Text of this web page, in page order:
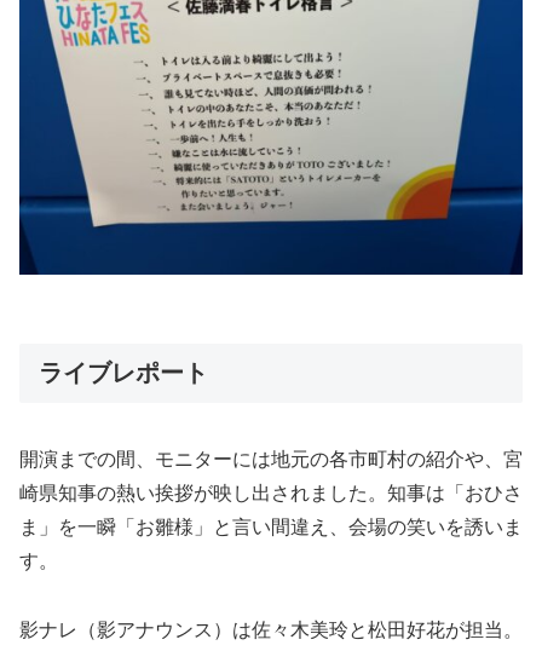
ライブレポート
開演までの間、モニターには地元の各市町村の紹介や、宮
崎県知事の熱い挨拶が映し出されました。知事は「おひさ
ま」を一瞬「お雛様」と言い間違え、会場の笑いを誘いま
す。
影ナレ（影アナウンス）は佐々木美玲と松田好花が担当。